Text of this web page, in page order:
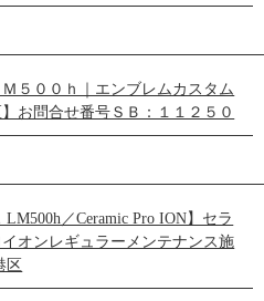
】お問合せ番号ＳＢ：１１２５０
イオンレギュラーメンテナンス施
区